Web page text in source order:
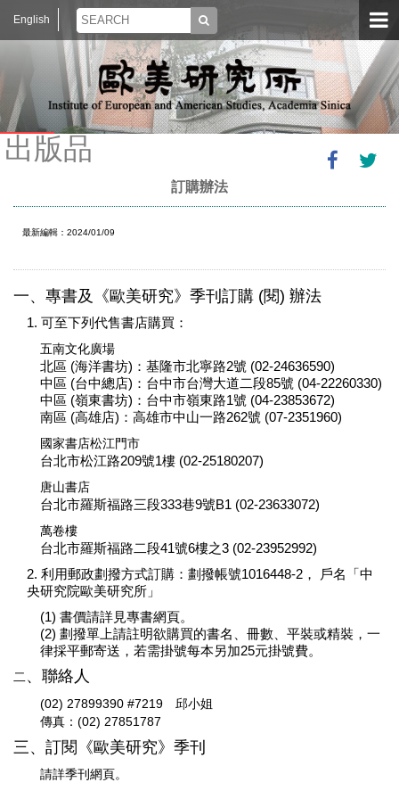
English
出版品
訂購辦法
最新編輯：2024/01/09
一、專書及《歐美研究》季刊訂購 (閱) 辦法
1. 可至下列代售書店購買：
五南文化廣場
北區 (海洋書坊)：基隆市北寧路2號 (02-24636590)
中區 (台中總店)：台中市台灣大道二段85號 (04-22260330)
中區 (嶺東書坊)：台中市嶺東路1號 (04-23853672)
南區 (高雄店)：高雄市中山一路262號 (07-2351960)
國家書店松江門市
台北市松江路209號1樓 (02-25180207)
唐山書店
台北市羅斯福路三段333巷9號B1 (02-23633072)
萬卷樓
台北市羅斯福路二段41號6樓之3 (02-23952992)
2. 利用郵政劃撥方式訂購：劃撥帳號1016448-2， 戶名「中
央研究院歐美研究所」
(1) 書價請詳見專書網頁。
(2) 劃撥單上請註明欲購買的書名、冊數、平裝或精裝，一
律採平郵寄送，若需掛號每本另加25元掛號費。
二 、 聯絡人
(02) 27899390 #7219 邱小姐
傳真：(02) 27851787
三、 訂閱《歐美研究》季刊
請詳季刊網頁。